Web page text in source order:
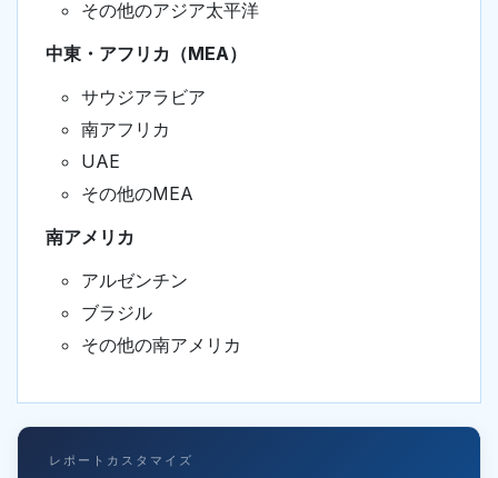
その他のアジア太平洋
中東・アフリカ（MEA）
サウジアラビア
南アフリカ
UAE
その他のMEA
南アメリカ
アルゼンチン
ブラジル
その他の南アメリカ
レポートカスタマイズ